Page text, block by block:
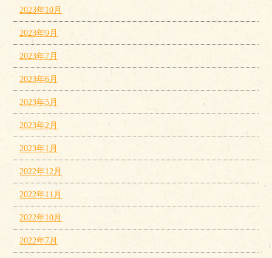
2023年10月
2023年9月
2023年7月
2023年6月
2023年5月
2023年2月
2023年1月
2022年12月
2022年11月
2022年10月
2022年7月